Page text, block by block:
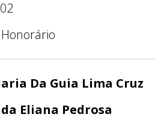
Da Guia Lima Cruz
Eliana Pedrosa